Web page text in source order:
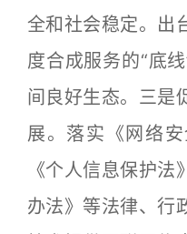
全和社会稳定。出
度合成服务的“底
间良好生态。三是
展。落实《网络
《个人信息保护
办法》等法律、行